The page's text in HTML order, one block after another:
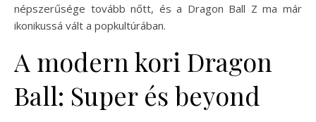
népszerűsége tovább nőtt, és a Dragon Ball Z ma már
ikonikussá vált a popkultúrában.
A modern kori Dragon
Ball: Super és beyond